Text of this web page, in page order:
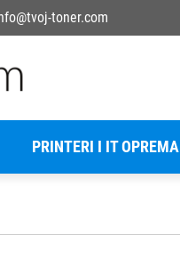
toner.com
PRINTERI I IT OPREMA